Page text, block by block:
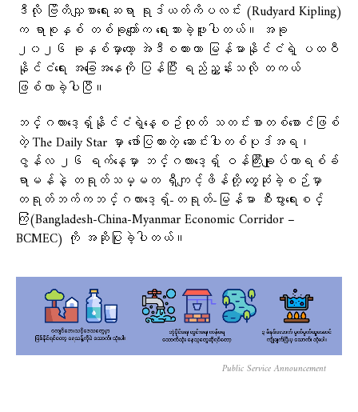
ဒီလို ဗြိတိသျှစာရေးဆရာ ရုဒ်ယတ်ကိပလင်း (Rudyard Kipling)
က ရာစုနှစ် တစ်ခုကျော်က ရေးသားခဲ့ဖူးပါတယ်။ အခု
၂၀၂၆ ခုနှစ်မှာတော့ အဲဒီစကားဟာ မြန်မာနိုင်ငံရဲ့ ပထဝီ
နိုင်ငံရေး အခြေအနေကို ပြန်ပြီး ရည်ညွှန်းသလို တကယ်
ဖြစ်လာခဲ့ပါပြီ။
ဘင်္ဂလားဒေ့ရှ်နိုင်ငံရဲ့နေ့စဥ်ထုတ် သတင်းစာတစ်စောင်ဖြစ်
တဲ့ The Daily Star မှာ ဖော်ပြထားတဲ့ ဆောင်းပါးတစ်ပုဒ်အရ၊
ဇွန်လ ၂၆ ရက်နေ့မှာ ဘင်္ဂလားဒေ့ရှ် ဝန်ကြီးချုပ်တာရစ်ခ်
ရာမန်နဲ့ တရုတ်သမ္မတ ရှီကျင့်ဖိန်တို့ တွေ့ဆုံခဲ့စဉ်မှာ
တရုတ်ဘက်ကဘင်္ဂလားဒေ့ရှ်-တရုတ်-မြန်မာ စီးပွားရေးစင်္
ကြံ(Bangladesh-China-Myanmar Economic Corridor –
BCMEC) ကို အဆိုပြုခဲ့ပါတယ်။
Public Service Announcement